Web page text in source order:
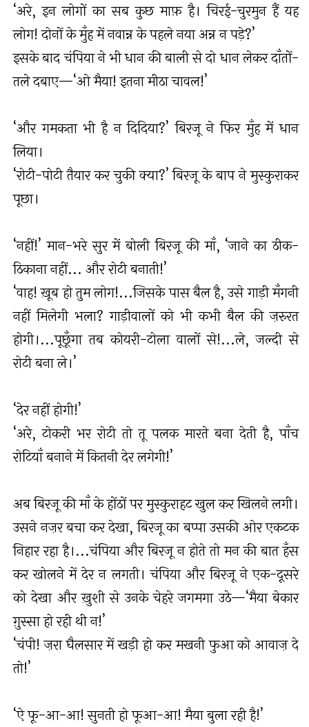
‘अरे, इन लोगों का सब कुछ माफ़ है। चिरई-चुरमुन हैं यह
लोग! दोनों के मुँह में नवान्न के पहले नया अन्न न पड़े?’
इसके बाद चंपिया ने भी धान की बाली से दो धान लेकर दाँतों-
तले दबाए—‘ओ मैया! इतना मीठा चावल!’
‘और गमकता भी है न दिदिया?’ बिरजू ने फिर मुँह में धान
लिया।
‘रोटी-पोटी तैयार कर चुकी क्या?’ बिरजू के बाप ने मुस्कुराकर
पूछा।
‘नहीं!’ मान-भरे सुर में बोली बिरजू की माँ, ‘जाने का ठीक-
ठिकाना नहीं... और रोटी बनाती!’
‘वाह! ख़ूब हो तुम लोग!...जिसके पास बैल है, उसे गाड़ी मँगनी
नहीं मिलेगी भला? गाड़ीवालों को भी कभी बैल की ज़रुरत
होगी।...पूछूँगा तब कोयरी-टोला वालों से!...ले, जल्दी से
रोटी बना ले।’
‘देर नहीं होगी!’
‘अरे, टोकरी भर रोटी तो तू पलक मारते बना देती है, पाँच
रोटियाँ बनाने में कितनी देर लगेगी!’
अब बिरजू की माँ के होंठों पर मुस्कुराहट खुल कर खिलने लगी।
उसने नज़र बचा कर देखा, बिरजू का बप्पा उसकी ओर एकटक
निहार रहा है।...चंपिया और बिरजू न होते तो मन की बात हँस
कर खोलने में देर न लगती। चंपिया और बिरजू ने एक-दूसरे
को देखा और ख़ुशी से उनके चेहरे जगमगा उठे—‘मैया बेकार
ग़ुस्सा हो रही थी न!’
‘चंपी! ज़रा घैलसार में खड़ी हो कर मखनी फुआ को आवाज़ दे
तो!’
‘ऐ फू-आ-आ! सुनती हो फूआ-आ! मैया बुला रही है!’